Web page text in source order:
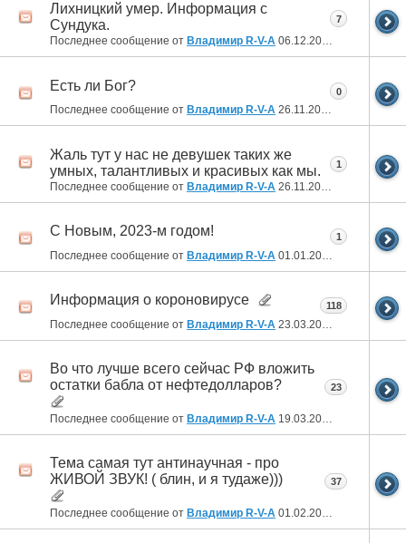
Лихницкий умер. Информация с
Сундука.
Последнее сообщение от Владимир R-V-A 06.12.2023
7
Есть ли Бог?
Последнее сообщение от Владимир R-V-A 26.11.2023
0
Жаль тут у нас не девушек таких же
умных, талантливых и красивых как мы.
Последнее сообщение от Владимир R-V-A 26.11.2023
1
С Новым, 2023-м годом!
Последнее сообщение от Владимир R-V-A 01.01.2023
1
Информация о короновирусе
Последнее сообщение от Владимир R-V-A 23.03.2022
118
Во что лучше всего сейчас РФ вложить
остатки бабла от нефтедолларов?
Последнее сообщение от Владимир R-V-A 19.03.2022
23
Тема самая тут антинаучная - про
ЖИВОЙ ЗВУК! ( блин, и я тудаже)))
Последнее сообщение от Владимир R-V-A 01.02.2022
37